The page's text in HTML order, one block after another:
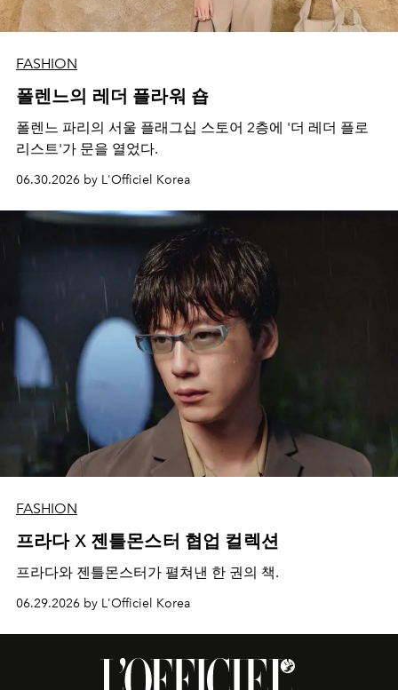
FASHION
폴렌느의 레더 플라워 숍
폴렌느 파리의 서울 플래그십 스토어 2층에 '더 레더 플로
리스트'가 문을 열었다.
06.30.2026 by L'Officiel Korea
FASHION
프라다 X 젠틀몬스터 협업 컬렉션
프라다와 젠틀몬스터가 펼쳐낸 한 권의 책.
06.29.2026 by L'Officiel Korea